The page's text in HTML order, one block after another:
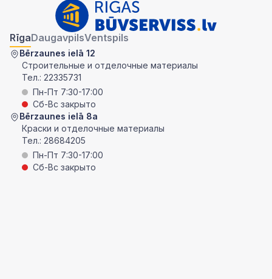
RīgaDaugavpilsVentspils
Bērzaunes ielā 12
Строительные и отделочные материалы
Тел.: 22335731
Пн-Пт 7:30-17:00
Сб-Вс закрыто
Bērzaunes ielā 8a
Краски и отделочные материалы
Тел.: 28684205
Пн-Пт 7:30-17:00
Сб-Вс закрыто